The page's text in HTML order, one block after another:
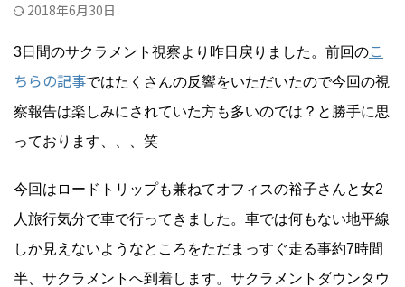
2018年6月30日
3日間のサクラメント視察より昨日戻りました。前回のこ
ちらの記事ではたくさんの反響をいただいたので今回の視
察報告は楽しみにされていた方も多いのでは？と勝手に思
っております、、、笑
今回はロードトリップも兼ねてオフィスの裕子さんと女2
人旅行気分で車で行ってきました。車では何もない地平線
しか見えないようなところをただまっすぐ走る事約7時間
半、サクラメントへ到着します。サクラメントダウンタウ